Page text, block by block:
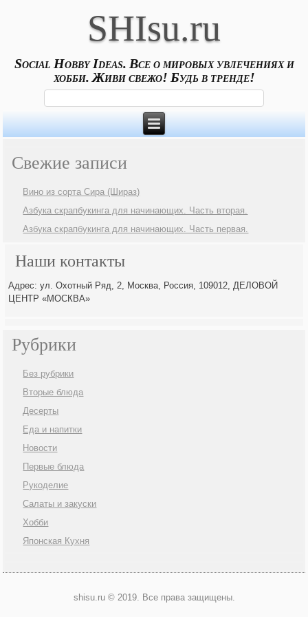
SHIsu.ru
Social Hobby Ideas. Все о мировых увлечениях и
хобби. Живи свежо! Будь в тренде!
Свежие записи
Вино из сорта Сира (Шираз)
Азбука скрапбукинга для начинающих. Часть вторая.
Азбука скрапбукинга для начинающих. Часть первая.
Наши контакты
Адрес: ул. Охотный Ряд, 2, Москва, Россия, 109012, ДЕЛОВОЙ
ЦЕНТР «МОСКВА»
Рубрики
Без рубрики
Вторые блюда
Десерты
Еда и напитки
Новости
Первые блюда
Рукоделие
Салаты и закуски
Хобби
Японская Кухня
shisu.ru © 2019. Все права защищены.